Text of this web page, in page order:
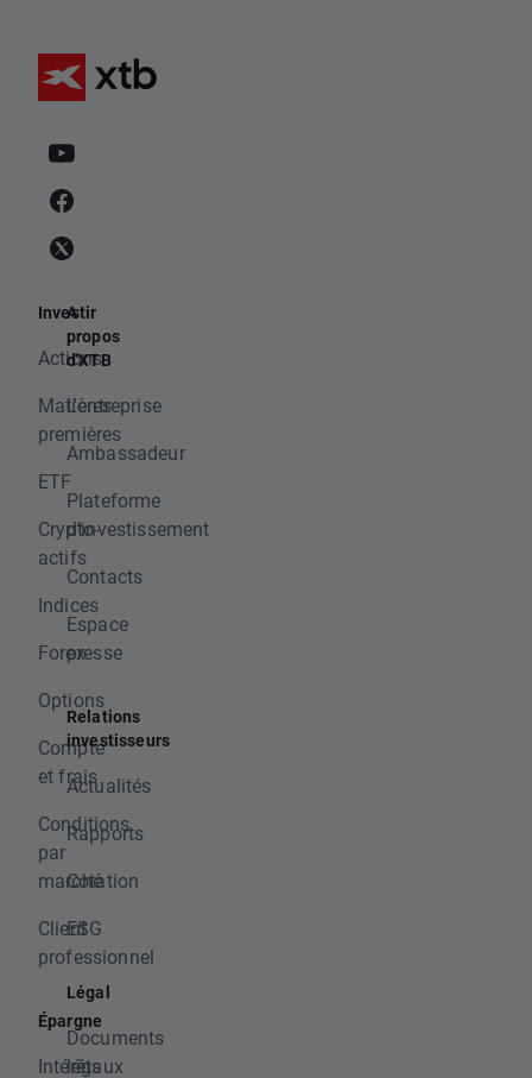
Investir
Actions
Matières
premières
ETF
Crypto-
actifs
Indices
Forex
Options
Compte
et frais
Conditions
par
marché
Client
professionnel
Épargne
Intérêts
A
propos
d'XTB
L'entreprise
Ambassadeur
Plateforme
d'investissement
Contacts
Espace
presse
Relations
investisseurs
Actualités
Rapports
Cotation
ESG
Légal
Documents
légaux